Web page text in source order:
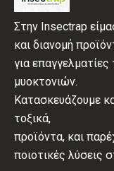
Στην Insectrap
και διανομή
για
μυοκτονιών.
Κατασκευάζουμε
τοξικά,
προϊόντα, και
ποιοτικές λύσεις